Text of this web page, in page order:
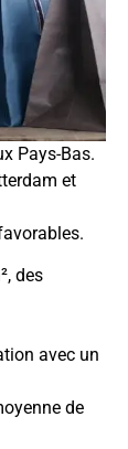
Pays-Bas.
et
des
avec un
de